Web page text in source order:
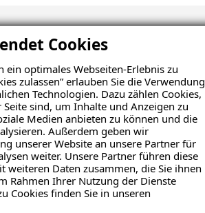
Cookies
optimales Webseiten-Erlebnis zu
zulassen” erlauben Sie die Verwendung
Technologien. Dazu zählen Cookies,
sind, um Inhalte und Anzeigen zu
Medien anbieten zu können und die
Außerdem geben wir
unserer Website an unsere Partner für
weiter. Unsere Partner führen diese
Daten zusammen, die Sie ihnen
Rahmen Ihrer Nutzung der Dienste
Cookies finden Sie in unseren